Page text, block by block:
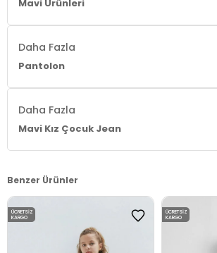
Mavi Ürünleri
Daha Fazla
Pantolon
Daha Fazla
Mavi Kız Çocuk Jean
Benzer Ürünler
ÜCRETSIZ
KARGO
ÜCRETSIZ
KARGO